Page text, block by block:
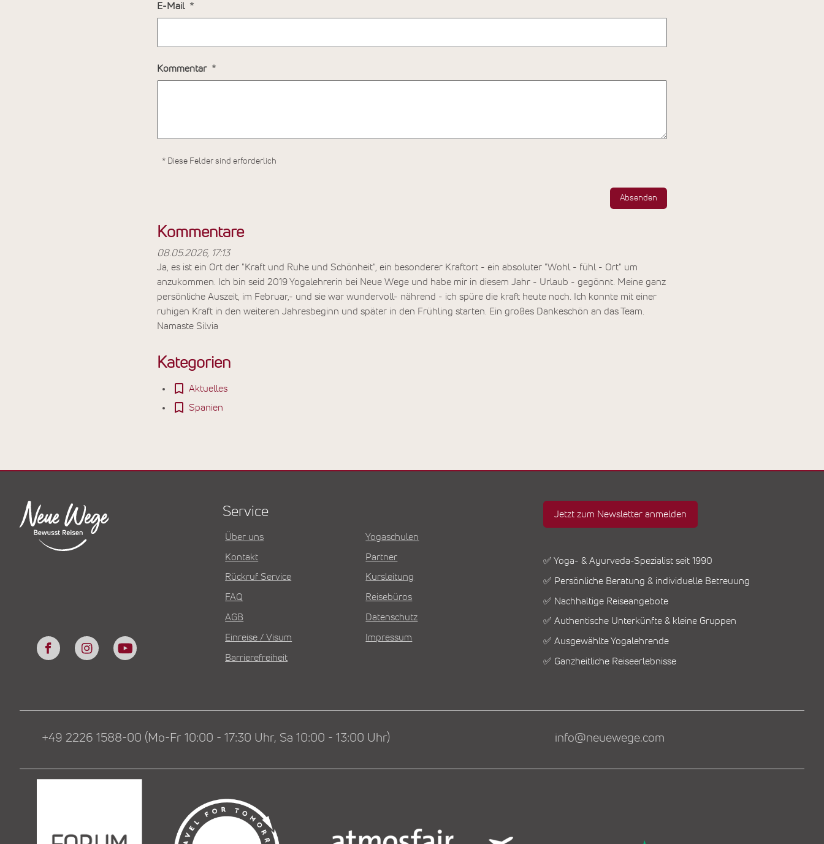
E-Mail
Kommentar
* Diese Felder sind erforderlich
Absenden
Kommentare
08.05.2026, 17:13
Ja, es ist ein Ort der "Kraft und Ruhe und Schönheit", ein besonderer Kraftort - ein absoluter "Wohl - fühl - Ort" um
anzukommen. Ich bin seid 2019 Yogalehrerin bei Neue Wege und habe mir in diesem Jahr - Urlaub - gegönnt. Meine ganz
persönliche Auszeit, im Februar,- und sie war wundervoll- nährend - ich spüre die kraft heute noch. Ich konnte mit einer
ruhigen Kraft in den weiteren Jahresbeginn und später in den Frühling starten. Ein großes Dankeschön an das Team.
Namaste Silvia
Kategorien
Aktuelles
Spanien
Service
Über uns
Kontakt
Rückruf Service
FAQ
AGB
Einreise / Visum
Barrierefreiheit
Yogaschulen
Partner
Kursleitung
Reisebüros
Datenschutz
Impressum
Jetzt zum Newsletter anmelden
✅ Yoga- & Ayurveda-Spezialist seit 1990
✅ Persönliche Beratung & individuelle Betreuung
✅ Nachhaltige Reiseangebote
✅ Authentische Unterkünfte & kleine Gruppen
✅ Ausgewählte Yogalehrende
✅ Ganzheitliche Reiseerlebnisse
+49 2226 1588-00 (Mo-Fr 10:00 - 17:30 Uhr, Sa 10:00 - 13:00 Uhr) info@neuewege.com